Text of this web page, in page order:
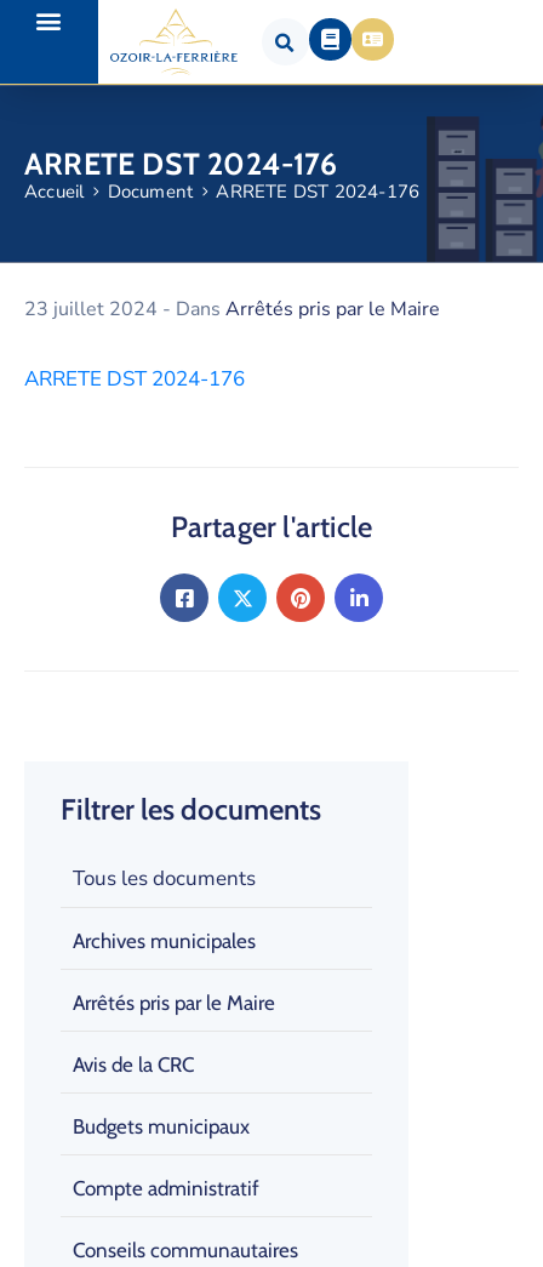
ARRETE DST 2024-176
Accueil Document ARRETE DST 2024-176
Filtrer les documents
Tous les documents
Archives municipales
Arrêtés pris par le Maire
Avis de la CRC
Budgets municipaux
Compte administratif
Conseils communautaires
23 juillet 2024 - Dans Arrêtés pris par le Maire
ARRETE DST 2024-176
Partager l'article